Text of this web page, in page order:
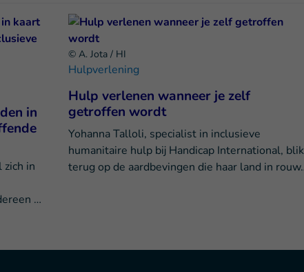
in
zich in
…
© A. Jota / HI
Hulpverlening
Hulp verlenen wanneer je zelf
getroffen wordt
Yohanna Talloli, specialist in inclusieve
humanitaire hulp bij Handicap International,
terug op de aardbevingen die haar land in